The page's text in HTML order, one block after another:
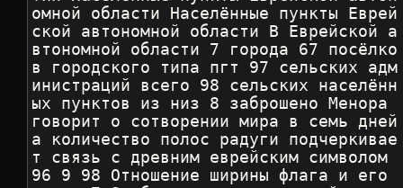
омной области Населённые пункты Еврей
ской автономной области В Еврейской а
втономной области 7 города 67 посёлко
в городского типа пгт 97 сельских адм
инистраций всего 98 сельских населённ
ых пунктов из низ 8 заброшено Менора
говорит о сотворении мира в семь дней
а количество полос радуги подчеркивае
т связь с древним еврейским символом
96 9 98 Отношение ширины флага и его